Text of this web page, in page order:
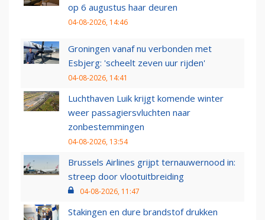
op 6 augustus haar deuren
04-08-2026, 14:46
Groningen vanaf nu verbonden met
Esbjerg: 'scheelt zeven uur rijden'
04-08-2026, 14:41
Luchthaven Luik krijgt komende winter
weer passagiersvluchten naar
zonbestemmingen
04-08-2026, 13:54
Brussels Airlines grijpt ternauwernood in:
streep door vlootuitbreiding
04-08-2026, 11:47
Stakingen en dure brandstof drukken